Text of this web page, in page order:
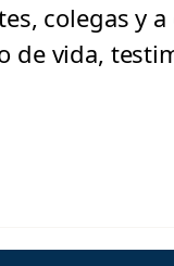
colegas y
de vida,